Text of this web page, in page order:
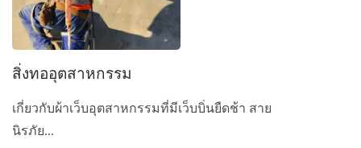
สิ่งทออุตสาหกรรม
เกี่ยวกับผ้าเว็บอุตสาหกรรมที่มีเว็บบิ่นยืดช้า สาย
นิรภัย...